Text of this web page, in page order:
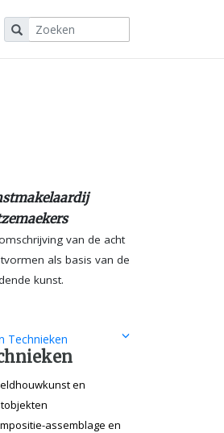
van de acht
als basis van de
kunst.
Technieken
en
assemblage en